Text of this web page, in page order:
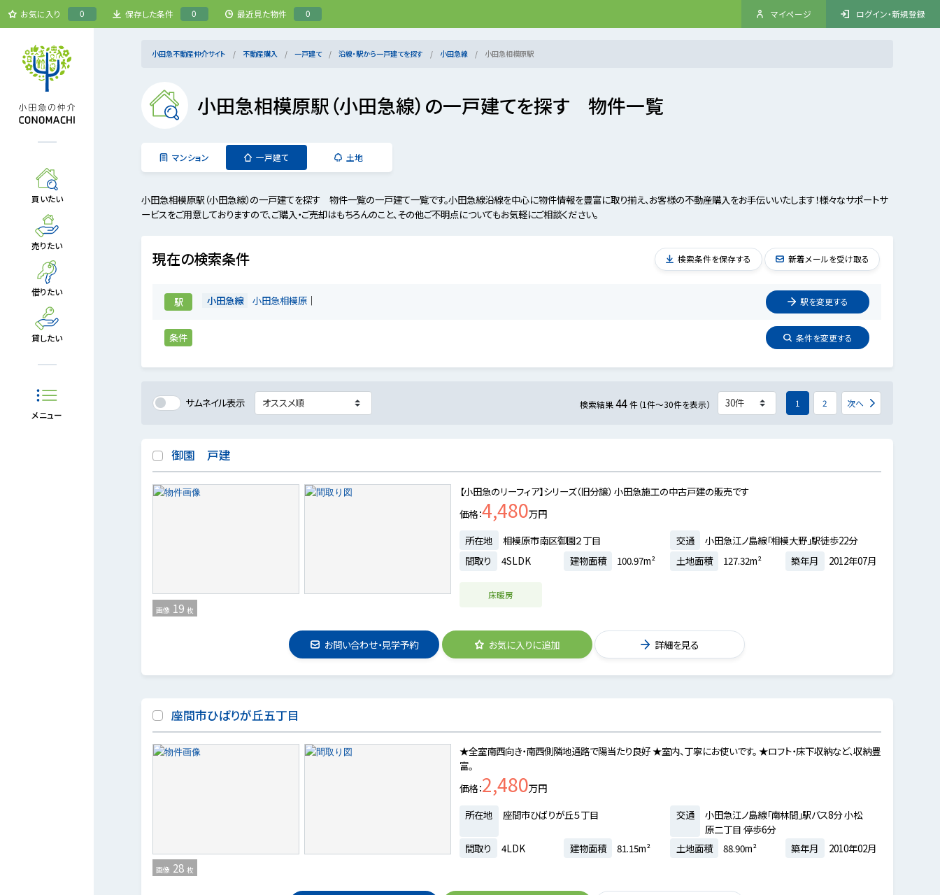
お気に入り 0 保存した条件 0 最近見た物件 0 マイページ ログイン・新規登録
買いたい
売りたい
借りたい
貸したい
メニュー
小田急不動産仲介サイト 不動産購入 一戸建て 沿線・駅から一戸建てを探す 小田急線 小田急相模原駅
小田急相模原駅（小田急線）の一戸建てを探す 物件一覧
マンション 一戸建て 土地
小田急相模原駅（小田急線）の一戸建てを探す 物件一覧の一戸建て一覧です。小田急線沿線を中心に物件情報を豊富に取り揃え、お客様の不動産購入をお手伝いいたします！様々なサポートサ
ービスをご用意しておりますので、ご購入・ご売却はもちろんのこと、その他ご不明点についてもお気軽にご相談ください。
現在の検索条件
駅 小田急線 小田急相模原 駅を変更する
条件 条件を変更する
検索条件を保存する 新着メールを受け取る
サムネイル表示 検索結果 44 件（1件～30件を表示） 1 2 次へ
御園 戸建
画像 19 枚
【小田急のリーフィア】シリーズ（旧分譲） 小田急施工の中古戸建の販売です
価格 4,480万円
所在地
相模原市南区御園２丁目 交通
小田急江ノ島線「相模大野」駅徒歩22分
間取り
4SLDK 建物面積 100.97m² 土地面積 127.32m² 築年月 2012年07月
床暖房
お問い合わせ・見学予約 お気に入りに追加 詳細を見る
座間市ひばりが丘五丁目
画像 28 枚
★全室南西向き・南西側隣地通路で陽当たり良好 ★室内、丁寧にお使いです。 ★ロフト・床下収納など、収納豊
富。
価格 2,480万円
所在地
座間市ひばりが丘５丁目 交通
小田急江ノ島線「南林間」駅バス8分 小松
原二丁目 停歩6分
間取り
4LDK 建物面積 81.15m² 土地面積 88.90m² 築年月 2010年02月